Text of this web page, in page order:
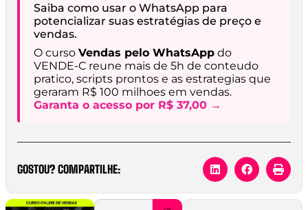
Saiba como usar o WhatsApp para
potencializar suas estratégias de preço e
vendas.
O curso Vendas pelo WhatsApp do
VENDE-C reune mais de 5h de conteudo
pratico, scripts prontos e as estrategias que
geraram R$ 100 milhoes em vendas.
Garanta o acesso por R$ 37,00 →
GOSTOU? COMPARTILHE: